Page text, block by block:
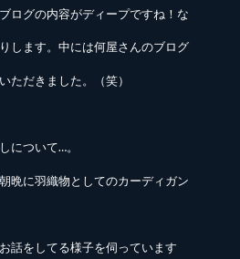
ログの内容がディープですね！な
します。中には何屋さんのブログ
ただきました。（笑）
について…。
晩に羽織物としてのカーディガン
話をしてる様子を伺っています